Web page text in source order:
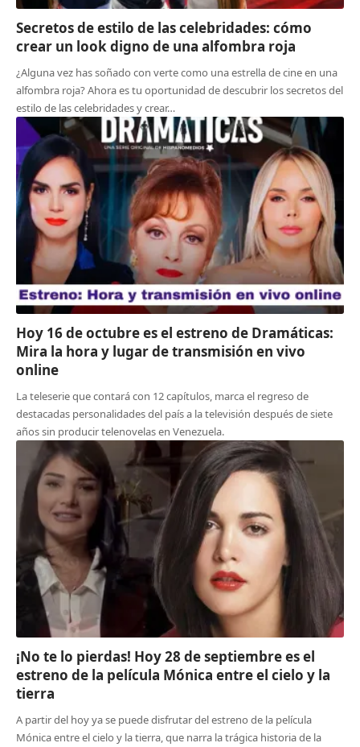
Secretos de estilo de las celebridades: cómo
crear un look digno de una alfombra roja
¿Alguna vez has soñado con verte como una estrella de cine en una
alfombra roja? Ahora es tu oportunidad de descubrir los secretos del
estilo de las celebridades y crear…
Hoy 16 de octubre es el estreno de Dramáticas:
Mira la hora y lugar de transmisión en vivo
online
La teleserie que contará con 12 capítulos, marca el regreso de
destacadas personalidades del país a la televisión después de siete
años sin producir telenovelas en Venezuela.
¡No te lo pierdas! Hoy 28 de septiembre es el
estreno de la película Mónica entre el cielo y la
tierra
A partir del hoy ya se puede disfrutar del estreno de la película
Mónica entre el cielo y la tierra, que narra la trágica historia de la